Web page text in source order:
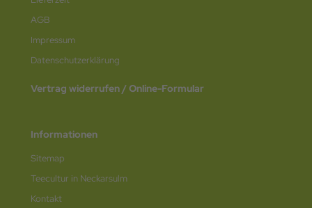
AGB
Impressum
Datenschutz­erklärung
Vertrag widerrufen / Online-Formular
Informationen
Sitemap
Teecultur in Neckarsulm
Kontakt